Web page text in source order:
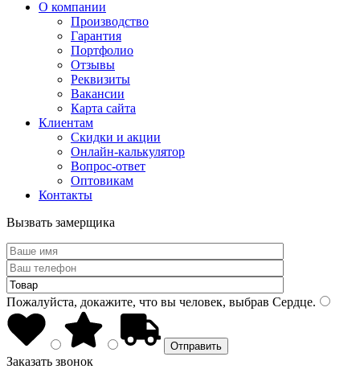
О компании
Производство
Гарантия
Портфолио
Отзывы
Реквизиты
Вакансии
Карта сайта
Клиентам
Скидки и акции
Онлайн-калькулятор
Вопрос-ответ
Оптовикам
Контакты
Вызвать замерщика
Пожалуйста, докажите, что вы человек, выбрав Сердце.
Заказать звонок